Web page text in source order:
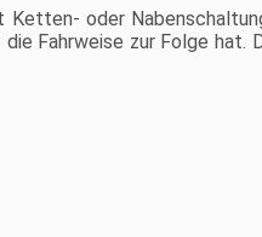
oder
Fahrweise zur Folge hat.